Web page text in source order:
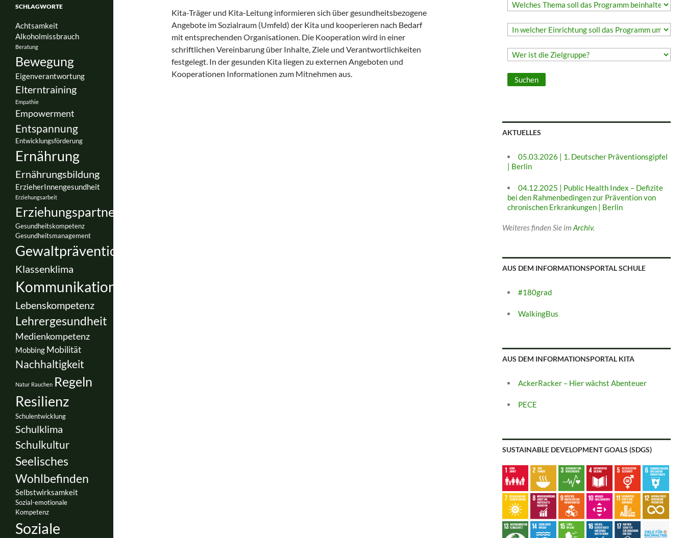
Kita-Träger und Kita-Leitung informieren sich über gesundheitsbezogene
Angebote im Sozialraum (Umfeld) der Kita und kooperieren nach Bedarf
mit entsprechenden Organisationen. Die Kooperation wird in einer
schriftlichen Vereinbarung über Inhalte, Ziele und Verantwortlichkeiten
festgelegt. In der gesunden Kita liegen zu externen Angeboten und
Kooperationen Informationen zum Mitnehmen aus.
AKTUELLES
05.03.2026 | 1. Deutscher Präventionsgipfel
| Berlin
04.12.2025 | Public Health Index – Defizite
bei den Rahmenbedingen zur Prävention von
chronischen Erkrankungen | Berlin
Weiteres finden Sie im Archiv.
AUS DEM INFORMATIONSPORTAL SCHULE
#180grad
WalkingBus
AUS DEM INFORMATIONSPORTAL KITA
AckerRacker – Hier wächst Abenteuer
PECE
SUSTAINABLE DEVELOPMENT GOALS (SDGS)
SCHLAGWORTE
Achtsamkeit
Alkoholmissbrauch
Beratung
Bewegung
Eigenverantwortung
Elterntraining
Empathie
Empowerment
Entspannung
Entwicklungsförderung
Ernährung
Ernährungsbildung
ErzieherInnengesundheit
Erziehungsarbeit
Erziehungspartnerschaft
Gesundheitskompetenz
Gesundheitsmanagement
Gewaltprävention
Klassenklima
Kommunikation
Lebenskompetenz
Lehrergesundheit
Medienkompetenz
Mobbing Mobilität
Nachhaltigkeit
Natur Rauchen Regeln
Resilienz
Schulentwicklung
Schulklima
Schulkultur
Seelisches
Wohlbefinden
Selbstwirksamkeit
Sozial-emotionale
Kompetenz
Soziale